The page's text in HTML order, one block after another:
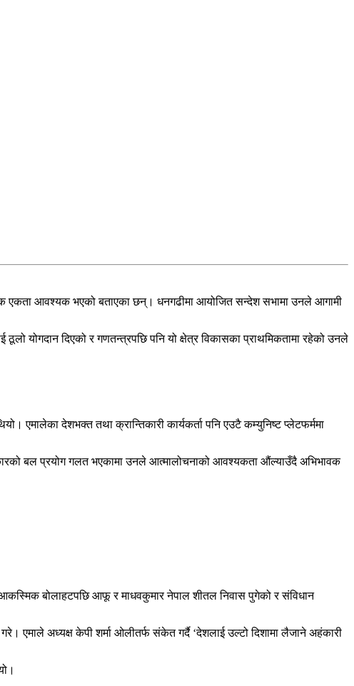
एकता आवश्यक भएको बताएका छन्। धनगढीमा आयोजित सन्देश सभामा उनले आगामी
योगदान दिएको र गणतन्त्रपछि पनि यो क्षेत्र विकासका प्राथमिकतामा रहेको उनले
एमालेका देशभक्त तथा क्रान्तिकारी कार्यकर्ता पनि एउटै कम्युनिष्ट प्लेटफर्ममा
बल प्रयोग गलत भएकामा उनले आत्मालोचनाको आवश्यकता औंल्याउँदै अभिभावक
बोलाहटपछि आफू र माधवकुमार नेपाल शीतल निवास पुगेको र संविधान
एमाले अध्यक्ष केपी शर्मा ओलीतर्फ संकेत गर्दै ‘देशलाई उल्टो दिशामा लैजाने अहंकारी